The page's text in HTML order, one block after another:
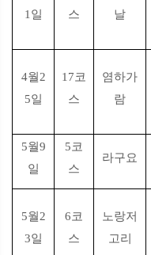
1일
스
날
4월2
5일
17코
스
염하가
람
5월9
일
5코
스
라구요
5월2
3일
6코
스
노랑저
고리